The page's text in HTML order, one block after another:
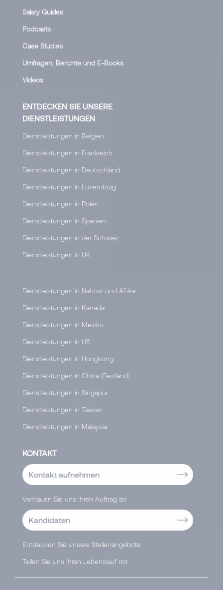
Salary Guides
Podcasts
Case Studies
Umfragen, Berichte und E-Books
Videos
ENTDECKEN SIE UNSERE
DIENSTLEISTUNGEN
Dienstleistungen in Belgien
Dienstleistungen in Frankreich
Dienstleistungen in Deutschland
Dienstleistungen in Luxemburg
Dienstleistungen in Polen
Dienstleistungen in Spanien
Dienstleistungen in der Schweiz
Dienstleistungen in UK
Dienstleistungen in Nahost und Afrika
Dienstleistungen in Kanada
Dienstleistungen in Mexiko
Dienstleistungen in US
Dienstleistungen in Hongkong
Dienstleistungen in China (Festland)
Dienstleistungen in Singapur
Dienstleistungen in Taiwan
Dienstleistungen in Malaysia
KONTAKT
Kontakt aufnehmen
Vertrauen Sie uns Ihren Auftrag an
Kandidaten
Entdecken Sie unsere Stellenangebote
Teilen Sie uns Ihren Lebenslauf mit